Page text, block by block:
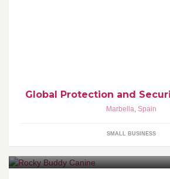
Global Protection and
Marbella, Spain
SMALL BUSINESS